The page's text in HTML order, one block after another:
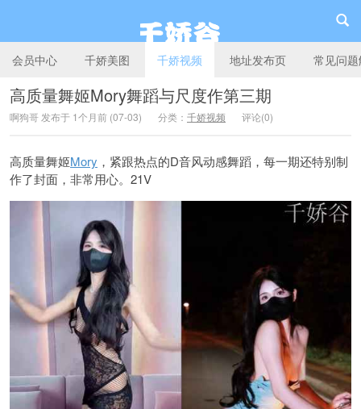
千娇谷
会员中心 千娇美图 千娇视频 地址发布页 常见问
高质量舞姬Mory舞蹈与尺度作第三期
啊狗哥 发布于 1个月前 (07-03) 分类： 千娇视频 评论(0)
高质量舞姬Mory ，紧跟热点的D音风动感舞蹈，每一期还特别制
作了封面，非常用心。21V